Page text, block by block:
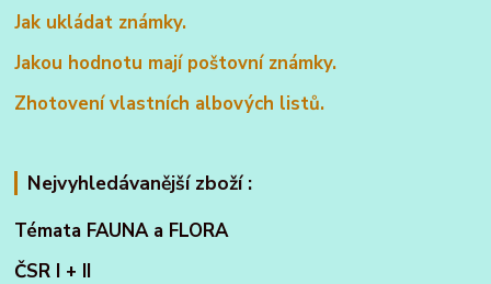
Jak ukládat známky.
Jakou hodnotu mají poštovní známky.
Zhotovení vlastních albových listů.
Nejvyhledávanější zboží :
Témata FAUNA a FLORA
ČSR I + II